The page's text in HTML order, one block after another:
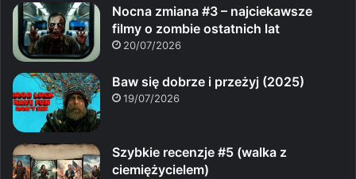
Nocna zmiana #3 – najciekawsze
filmy o zombie ostatnich lat
20/07/2026
Baw się dobrze i przeżyj (2025)
19/07/2026
Szybkie recenzje #5 (walka z
ciemiężycielem)